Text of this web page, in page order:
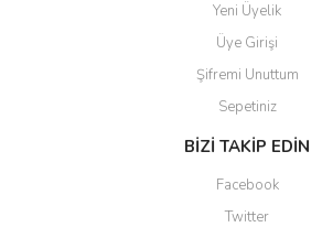
Yeni Üyelik
Üye Girişi
Şifremi Unuttum
Sepetiniz
BİZİ TAKİP EDİN
Facebook
Twitter